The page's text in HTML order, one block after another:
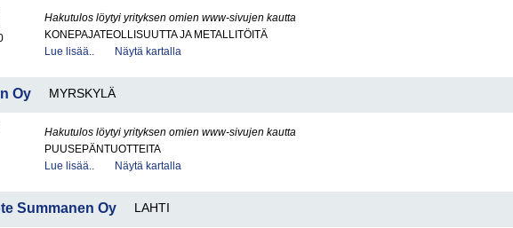
Hakutulos löytyi yrityksen omien www-sivujen kautta
KONEPAJATEOLLISUUTTA JA METALLITÖITÄ
Lue lisää..
Näytä kartalla
Oy MYRSKYLÄ
Hakutulos löytyi yrityksen omien www-sivujen kautta
PUUSEPÄNTUOTTEITA
Lue lisää..
Näytä kartalla
Summanen Oy LAHTI